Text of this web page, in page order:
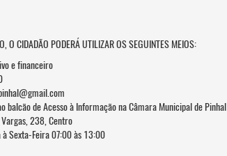
O CIDADÃO PODERÁ UTILIZAR OS SEGUINTES MEIOS:
e financeiro
balcão de Acesso à Informação na Câmara Municipal de Pinhal
238, Centro
Sexta-Feira 07:00 às 13:00